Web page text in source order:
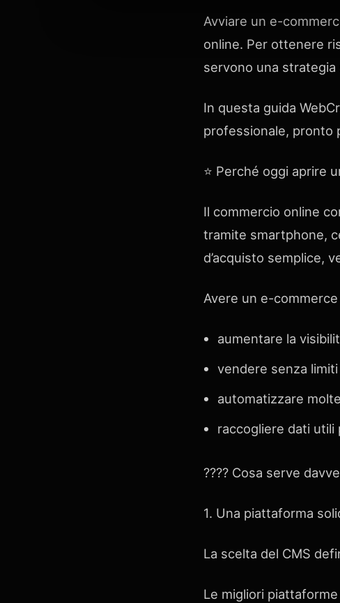
Avviare un e-
online. Per ottenere
servono una strategia
In questa guida
professionale, pronto
⭐ Perché oggi aprire
Il commercio online
tramite smartphone,
d’acquisto semplice,
Avere un e-
aumentare la
vendere senza
automatizzare
raccogliere dati utili
???? Cosa serve
1. Una piattaforma
La scelta del CMS
Le migliori